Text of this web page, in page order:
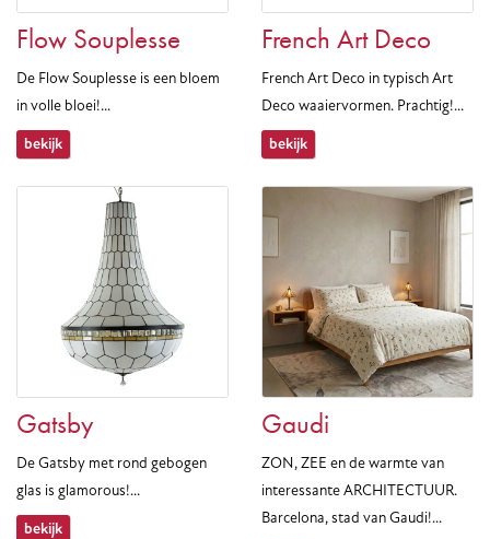
Flow Souplesse
De Flow Souplesse is een bloem
in volle bloei!...
bekijk
French Art Deco
French Art Deco in typisch Art
Deco waaiervormen. Prachtig!...
bekijk
Gatsby
De Gatsby met rond gebogen
glas is glamorous!...
bekijk
Gaudi
ZON, ZEE en de warmte van
interessante ARCHITECTUUR.
Barcelona, stad van Gaudi!...